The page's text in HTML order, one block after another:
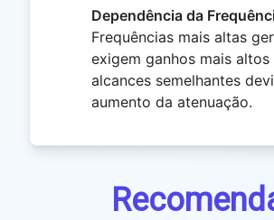
Dependência da
Frequências mais altas
exigem ganhos mais altos
alcances semelhantes
aumento da atenuação.